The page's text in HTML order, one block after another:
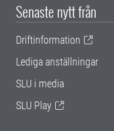
Senaste nytt från
Driftinformation
Lediga anställningar
SLU i media
SLU Play